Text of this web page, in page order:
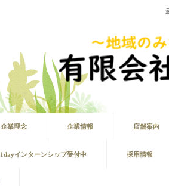
企業理念 企業情報 店舗案内
1dayインターンシップ受付中 採用情報